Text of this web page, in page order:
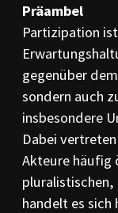
Präambel
Partizipation
gegenüber
sondern auch
insbesondere
Dabei
Akteure häufig
handelt es sich